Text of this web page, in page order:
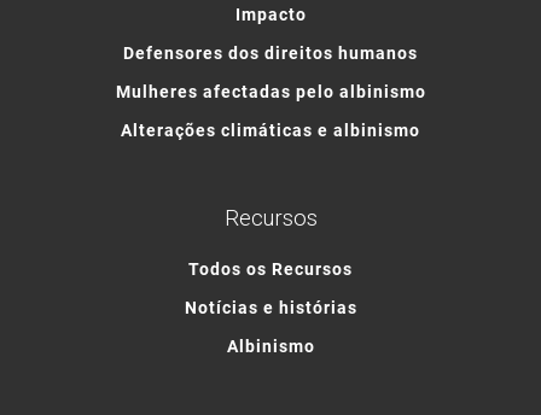
Impacto
Defensores dos direitos humanos
Mulheres afectadas pelo albinismo
Alterações climáticas e albinismo
Recursos
Todos os Recursos
Notícias e histórias
Albinismo